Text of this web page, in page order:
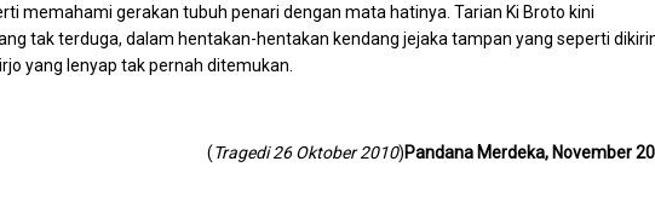
memahami gerakan tubuh penari dengan mata hatinya. Tarian Ki Broto kini
tak terduga, dalam hentakan-hentakan kendang jejaka tampan yang seperti
yang lenyap tak pernah ditemukan.
Tragedi 26 Oktober 2010)Pandana Merdeka, November